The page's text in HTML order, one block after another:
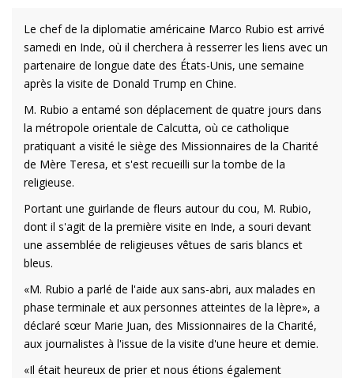
Le chef de la diplomatie américaine Marco Rubio est arrivé
samedi en Inde, où il cherchera à resserrer les liens avec un
partenaire de longue date des États-Unis, une semaine
après la visite de Donald Trump en Chine.
M. Rubio a entamé son déplacement de quatre jours dans
la métropole orientale de Calcutta, où ce catholique
pratiquant a visité le siège des Missionnaires de la Charité
de Mère Teresa, et s'est recueilli sur la tombe de la
religieuse.
Portant une guirlande de fleurs autour du cou, M. Rubio,
dont il s'agit de la première visite en Inde, a souri devant
une assemblée de religieuses vêtues de saris blancs et
bleus.
«M. Rubio a parlé de l'aide aux sans-abri, aux malades en
phase terminale et aux personnes atteintes de la lèpre», a
déclaré sœur Marie Juan, des Missionnaires de la Charité,
aux journalistes à l'issue de la visite d'une heure et demie.
«Il était heureux de prier et nous étions également